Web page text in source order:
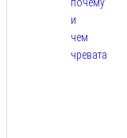
почему
и
чем
чревата